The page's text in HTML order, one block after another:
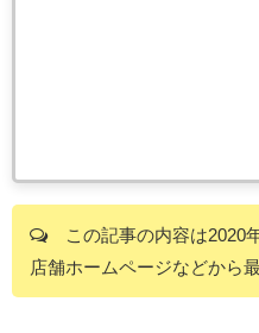
この記事の内容は2020
店舗ホームページなどから